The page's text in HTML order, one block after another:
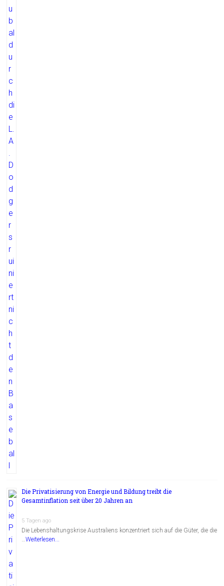
Die Privatisierung von Energie und Bildung treibt die
Gesamtinflation seit über 20 Jahren an
5 Tagen ago
Die Lebenshaltungskrise Australiens konzentriert sich auf die Güter, die die
…Weiterlesen...